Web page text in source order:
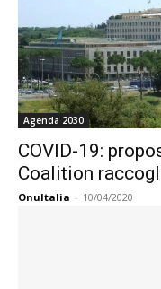
Agenda 2030
COVID-19:
Coalition
OnuItalia - 10/04/2020